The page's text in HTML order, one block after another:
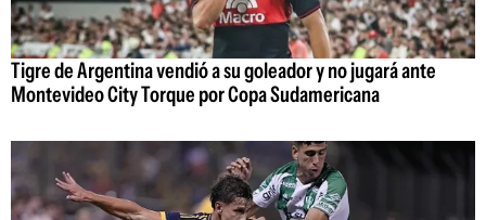
Tigre de Argentina vendió a su goleador y no jugará ante
Montevideo City Torque por Copa Sudamericana